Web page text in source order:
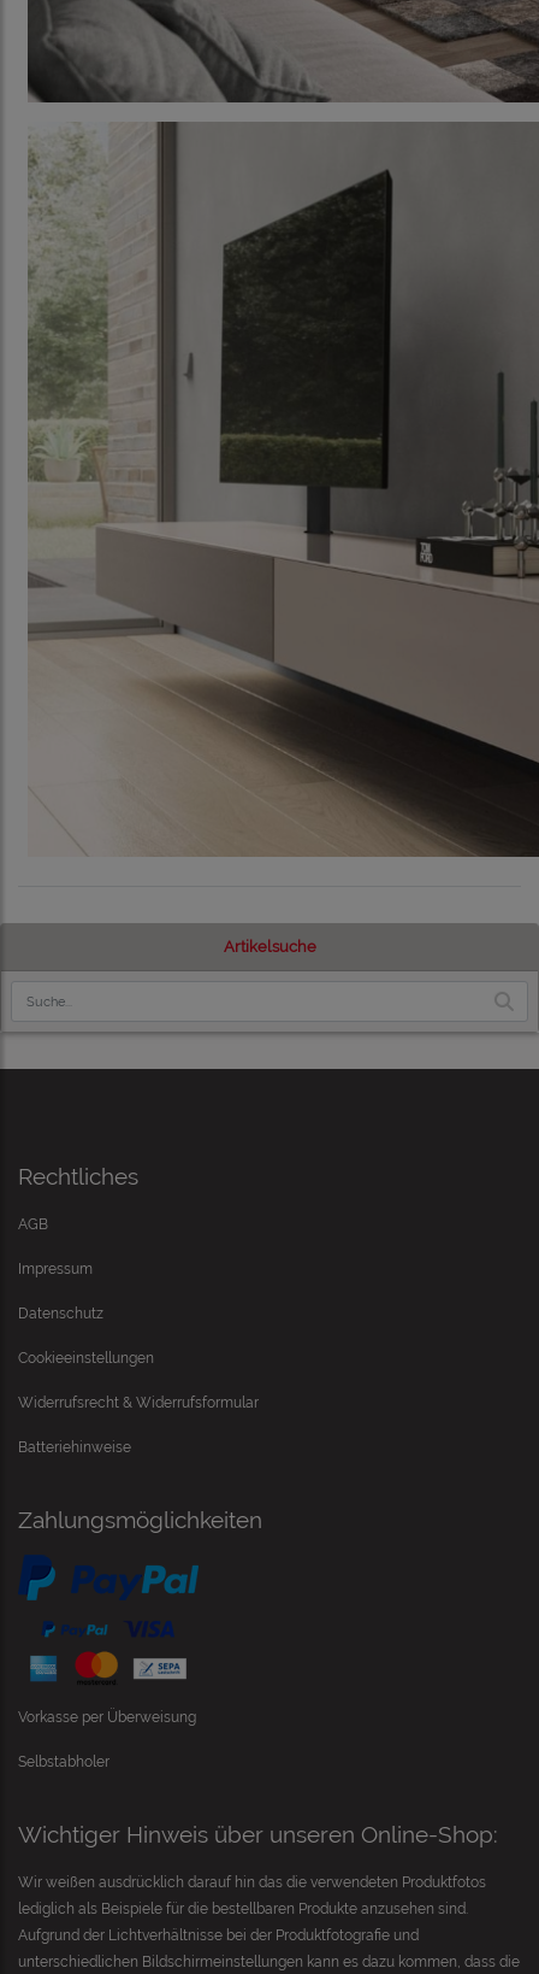
Artikelsuche
Rechtliches
AGB
Impressum
Datenschutz
Cookieeinstellungen
Widerrufsrecht & Widerrufsformular
Batteriehinweise
Zahlungsmöglichkeiten
Vorkasse per Überweisung
Selbstabholer
Wichtiger Hinweis über unseren Online-Shop:
Wir weißen ausdrücklich darauf hin das die verwendeten Produktfotos
lediglich als Beispiele für die bestellbaren Produkte anzusehen sind.
Aufgrund der Lichtverhältnisse bei der Produktfotografie und
unterschiedlichen Bildschirmeinstellungen kann es dazu kommen, dass die